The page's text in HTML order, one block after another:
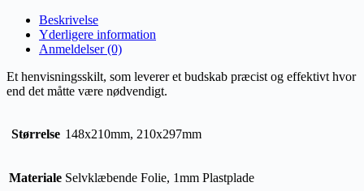
Beskrivelse
Yderligere information
Anmeldelser (0)
Et henvisningsskilt, som leverer et budskab præcist og effektivt hvor
end det måtte være nødvendigt.
Størrelse 148x210mm, 210x297mm
Materiale Selvklæbende Folie, 1mm Plastplade